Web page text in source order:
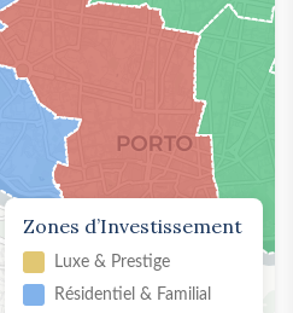
Zones d’Investissement
Luxe & Prestige
Résidentiel & Familial